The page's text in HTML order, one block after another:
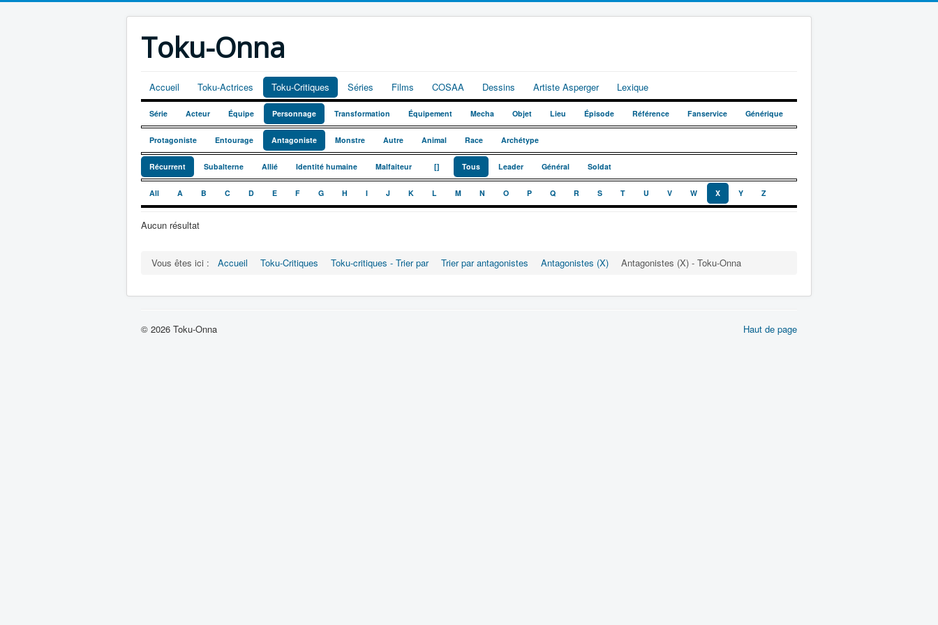
Toku-Onna
Accueil Toku-Actrices Toku-Critiques Séries Films COSAA Dessins Artiste Asperger Lexique
Série Acteur Équipe Personnage Transformation Équipement Mecha Objet Lieu Épisode Référence Fanservice Générique
Protagoniste Entourage Antagoniste Monstre Autre Animal Race Archétype
Récurrent Subalterne Allié Identité humaine Malfaiteur [] Tous Leader Général Soldat
All A B C D E F G H I J K L M N O P Q R S T U V W X Y Z
Aucun résultat
Vous êtes ici : Accueil Toku-Critiques Toku-critiques - Trier par Trier par antagonistes Antagonistes (X) Antagonistes (X) - Toku-Onna
Haut de page
© 2026 Toku-Onna